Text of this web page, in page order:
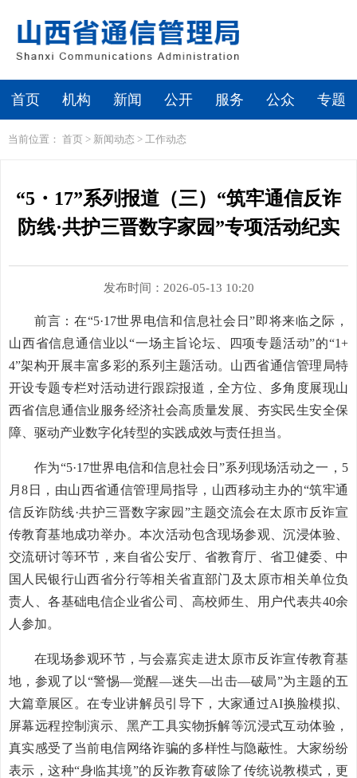
首页 机构 新闻 公开 服务 公众 专题
当前位置： 首页 > 新闻动态 > 工作动态
“5・17”系列报道（三）“筑牢通信反诈
防线·共护三晋数字家园”专项活动纪实
发布时间：2026-05-13 10:20
前言：在“5·17世界电信和信息社会日”即将来临之际，
山西省信息通信业以“一场主旨论坛、四项专题活动”的“1+
4”架构开展丰富多彩的系列主题活动。山西省通信管理局特
开设专题专栏对活动进行跟踪报道，全方位、多角度展现山
西省信息通信业服务经济社会高质量发展、夯实民生安全保
障、驱动产业数字化转型的实践成效与责任担当。
作为“5·17世界电信和信息社会日”系列现场活动之一，5
月8日，由山西省通信管理局指导，山西移动主办的“筑牢通
信反诈防线·共护三晋数字家园”主题交流会在太原市反诈宣
传教育基地成功举办。本次活动包含现场参观、沉浸体验、
交流研讨等环节，来自省公安厅、省教育厅、省卫健委、中
国人民银行山西省分行等相关省直部门及太原市相关单位负
责人、各基础电信企业省公司、高校师生、用户代表共40余
人参加。
在现场参观环节，与会嘉宾走进太原市反诈宣传教育基
地，参观了以“警惕—觉醒—迷失—出击—破局”为主题的五
大篇章展区。在专业讲解员引导下，大家通过AI换脸模拟、
屏幕远程控制演示、黑产工具实物拆解等沉浸式互动体验，
真实感受了当前电信网络诈骗的多样性与隐蔽性。大家纷纷
表示，这种“身临其境”的反诈教育破除了传统说教模式，更